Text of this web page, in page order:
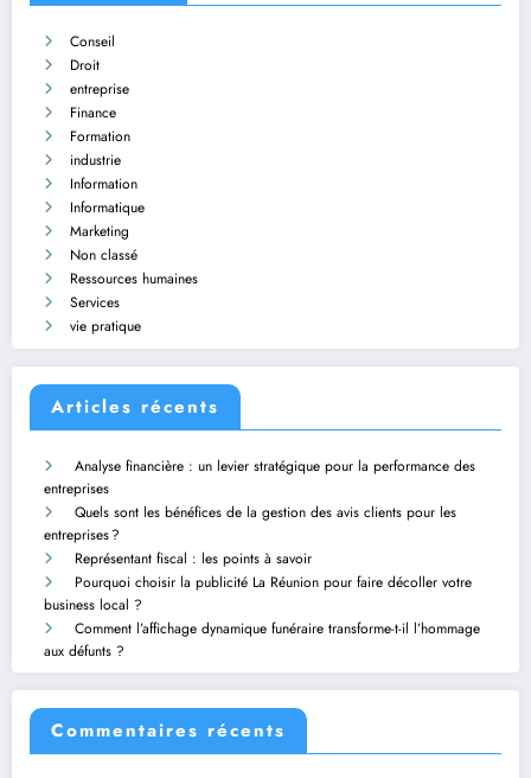
Conseil
Droit
entreprise
Finance
Formation
industrie
Information
Informatique
Marketing
Non classé
Ressources humaines
Services
vie pratique
Articles récents
Analyse financière : un levier stratégique pour la performance des
entreprises
Quels sont les bénéfices de la gestion des avis clients pour les
entreprises ?
Représentant fiscal : les points à savoir
Pourquoi choisir la publicité La Réunion pour faire décoller votre
business local ?
Comment l’affichage dynamique funéraire transforme-t-il l’hommage
aux défunts ?
Commentaires récents